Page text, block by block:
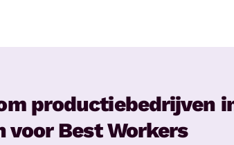
productiebedrijven
voor Best Workers